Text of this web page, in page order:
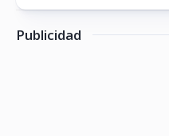
Publicidad